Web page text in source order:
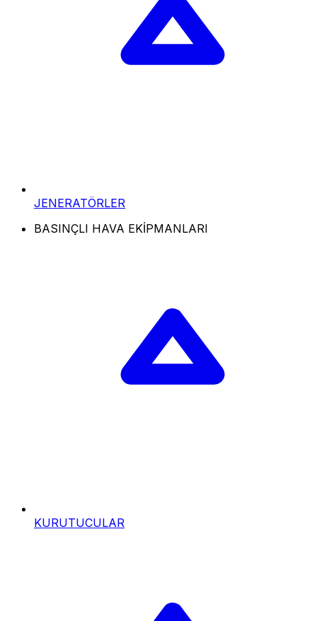
JENERATÖRLER
BASINÇLI HAVA EKİPMANLARI
KURUTUCULAR